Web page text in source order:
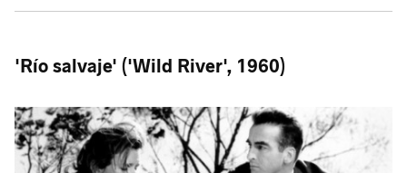
'Río salvaje' ('Wild River', 1960)